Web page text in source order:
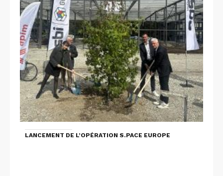
LANCEMENT DE L’OPÉRATION S.PACE EUROPE